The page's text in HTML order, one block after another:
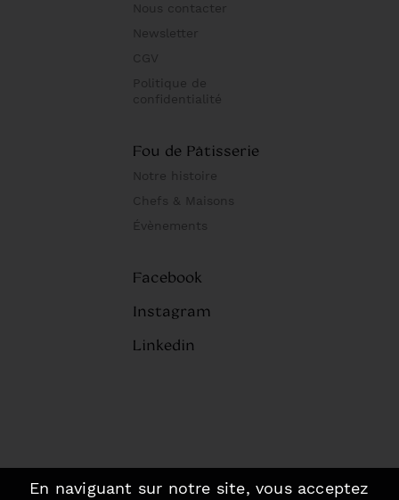
Nous contacter
Newsletter
CGV
Politique de
confidentialité
Fou de Pâtisserie
Notre histoire
Chefs & Maisons
Évènements
Facebook
Instagram
Linkedin
En naviguant sur notre site, vous acceptez